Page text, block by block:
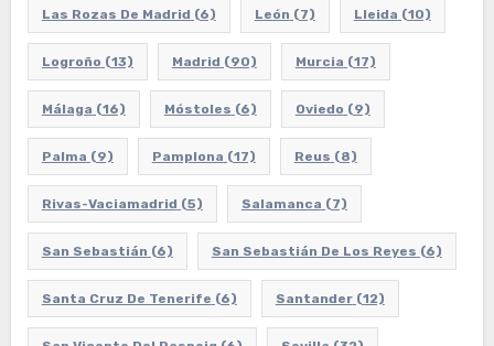
Las Rozas De Madrid (6) León (7) Lleida (10)
Logroño (13) Madrid (90) Murcia (17)
Málaga (16) Móstoles (6) Oviedo (9)
Palma (9) Pamplona (17) Reus (8)
Rivas-Vaciamadrid (5) Salamanca (7)
San Sebastián (6) San Sebastián De Los Reyes (6)
Santa Cruz De Tenerife (6) Santander(12)